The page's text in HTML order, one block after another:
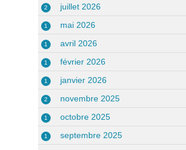
2 juillet 2026
1 mai 2026
1 avril 2026
1 février 2026
1 janvier 2026
2 novembre 2025
1 octobre 2025
1
septembre 2025